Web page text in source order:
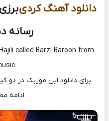
دانلود آهنگ کردی
رسانه
called Barzi Baroon from
برای دانلود این موزیک در دو
ادامه